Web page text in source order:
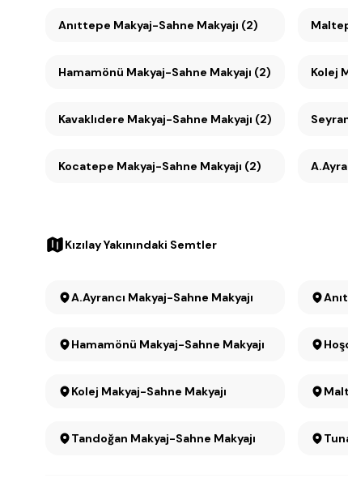
Anıttepe Makyaj-Sahne Makyajı (2)
Hamamönü Makyaj-Sahne Makyajı (2) Kolej
Kavaklıdere Makyaj-Sahne Makyajı (2)
Kocatepe Makyaj-Sahne Makyajı (2)
Kızılay Yakınındaki Semtler
A.Ayrancı Makyaj-Sahne Makyajı
Hamamönü Makyaj-Sahne Makyajı
Kolej Makyaj-Sahne Makyajı
Tandoğan Makyaj-Sahne Makyajı